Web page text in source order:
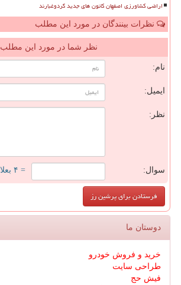
اراضی کشاورزی اصفهان کانون های جدید گردوغبارند
نظرات بینندگان در مورد این مطلب
نظر شما در مورد این مطلب
نام:
ایمیل:
نظر:
سوال: = ۴ بعلاوه ۵
دوستان ما
خرید و فروش خودرو
طراحی سایت
فیش حج